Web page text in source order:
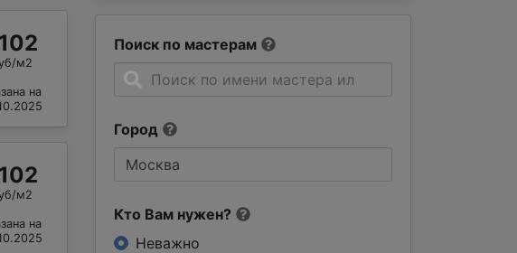
Поиск по мастерам
Город
Кто Вам нужен?
Неважно
м2
на
м2
на